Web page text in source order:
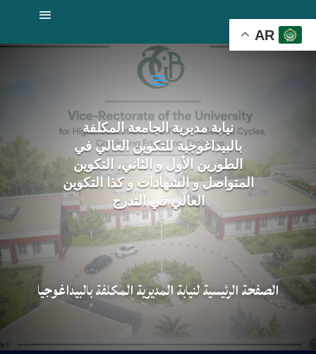
AR
نيابة مديرية الجامعة المكلفة
بالبيداغوجية للتكوين العالي في
الطورين الأول و الثاني، التكوين
المتواصل و الشهادات و كذا التكوين
العالي في التدرج
الصفحة الرئيسية لنيابة المديرية المكلفة بالبيداغوجيا